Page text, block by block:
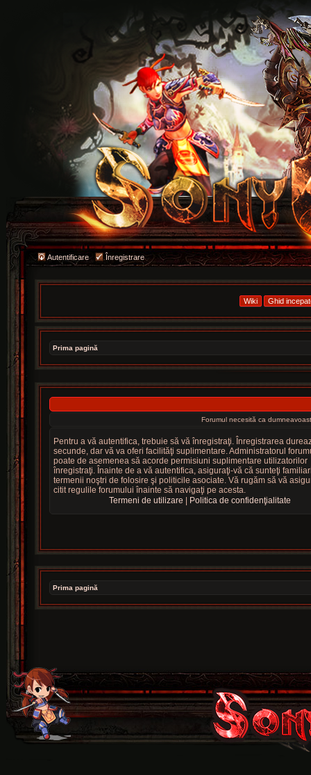
Autentificare Înregistrare
Prima pagină
Forumul necesită ca
Pentru a vă autentifica, trebuie să vă înregistraţi. Înregistrarea
secunde, dar vă va oferi facilităţi suplimentare. Administratorul
poate de asemenea să acorde permisiuni suplimentare utilizatorilor
înregistraţi. Înainte de a vă autentifica, asiguraţi-vă că sunteţi
termenii noştri de folosire şi politicile asociate. Vă rugăm să vă
citit regulile forumului înainte să navigaţi pe acesta.
Termeni de utilizare
Politica de confidenţialitate
Prima pagină